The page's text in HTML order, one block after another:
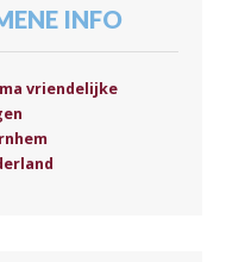
INFO
vriendelijke